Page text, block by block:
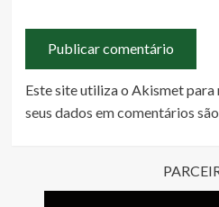
Este site utiliza o Akismet para
seus dados em comentários